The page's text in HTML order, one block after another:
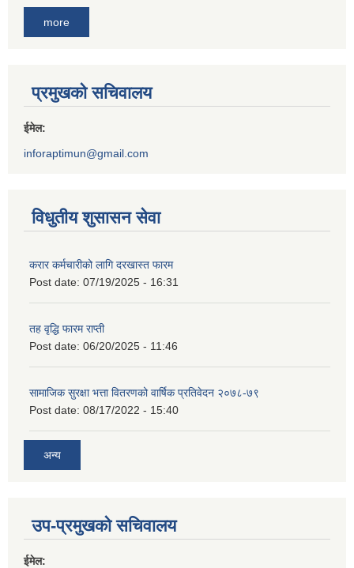
more
प्रमुखको सचिवालय
ईमेल:
inforaptimun@gmail.com
विधुतीय शुसासन सेवा
करार कर्मचारीको लागि दरखास्त फारम
Post date: 07/19/2025 - 16:31
तह वृद्धि फारम राप्ती
Post date: 06/20/2025 - 11:46
सामाजिक सुरक्षा भत्ता वितरणको वार्षिक प्रतिवेदन २०७८-७९
Post date: 08/17/2022 - 15:40
अन्य
उप-प्रमुखको सचिवालय
ईमेल: